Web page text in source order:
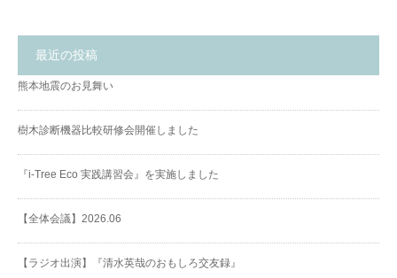
最近の投稿
熊本地震のお見舞い
樹木診断機器比較研修会開催しました
『i-Tree Eco 実践講習会』を実施しました
【全体会議】2026.06
【ラジオ出演】『清水英哉のおもしろ交友録』